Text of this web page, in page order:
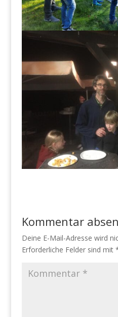
Kommentar
Deine E-Mail-Adresse wird
Erforderliche Felder sind mit